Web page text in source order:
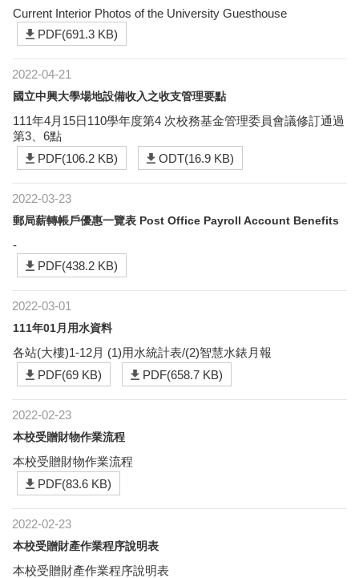
Current Interior Photos of the University Guesthouse
PDF(691.3 KB)
2022-04-21
國立中興大學場地設備收入之收支管理要點
111年4月15日110學年度第4 次校務基金管理委員會議修訂通過
第3、6點
PDF(106.2 KB)
ODT(16.9 KB)
2022-03-23
郵局薪轉帳戶優惠一覽表 Post Office Payroll Account Benefits
-
PDF(438.2 KB)
2022-03-01
111年01月用水資料
各站(大樓)1-12月 (1)用水統計表/(2)智慧水錶月報
PDF(69 KB)
PDF(658.7 KB)
2022-02-23
本校受贈財物作業流程
本校受贈財物作業流程
PDF(83.6 KB)
2022-02-23
本校受贈財產作業程序說明表
本校受贈財產作業程序說明表